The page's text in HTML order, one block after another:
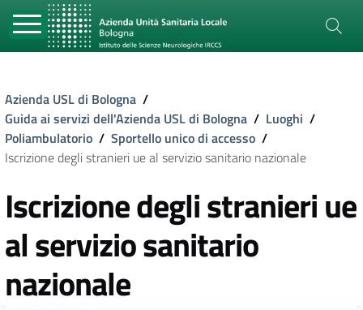
Azienda USL di Bologna /
Guida ai servizi dell'Azienda USL di Bologna / Luoghi /
Poliambulatorio / Sportello unico di accesso /
Iscrizione degli stranieri ue al servizio sanitario nazionale
Iscrizione degli stranieri ue
al servizio sanitario
nazionale